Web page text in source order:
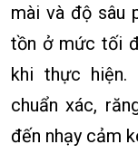
mài và độ sâu
tồn ở mức tối
khi thực
chuẩn xác,
đến nhạy cảm